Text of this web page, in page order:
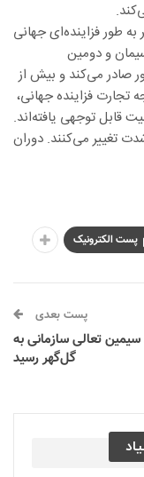
به طور فزاینده‌ای جهانی
و دومین
کلینکر در جهان، سیمان را به ۱۲۰ کشور صادر می‌کند و بیش از
تجارت فزاینده جهانی،
قابل توجهی یافته‌اند.
تغییر می‌کنند. دوران
پست الکترونیک
پست بعدی
تعالی سازمانی به
گل‌گهر رسید